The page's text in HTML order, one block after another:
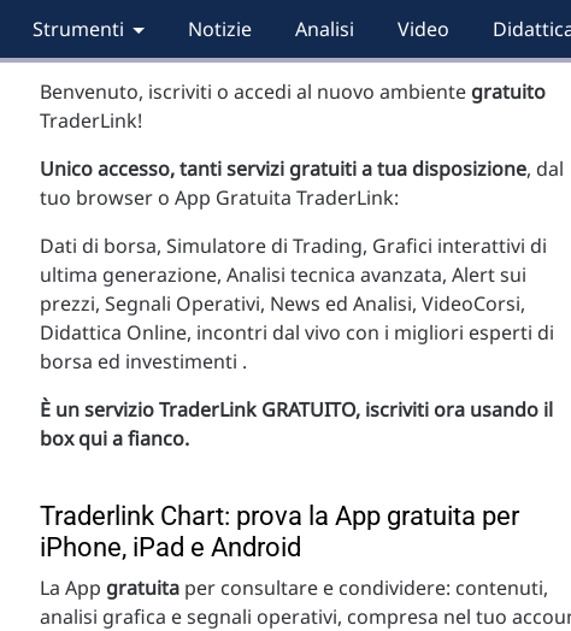
Strumenti Notizie Analisi Video
Benvenuto, iscriviti o accedi al nuovo ambiente gratuito
TraderLink!
Unico accesso, tanti servizi gratuiti a tua disposizione, dal
tuo browser o App Gratuita TraderLink:
Dati di borsa, Simulatore di Trading, Grafici interattivi di
ultima generazione, Analisi tecnica avanzata, Alert sui
prezzi, Segnali Operativi, News ed Analisi, VideoCorsi,
Didattica Online, incontri dal vivo con i migliori esperti di
borsa ed investimenti .
È un servizio TraderLink GRATUITO, iscriviti ora usando il
box qui a fianco.
Traderlink Chart: prova la App gratuita per
iPhone, iPad e Android
La App gratuita per consultare e condividere: contenuti,
analisi grafica e segnali operativi, compresa nel tuo